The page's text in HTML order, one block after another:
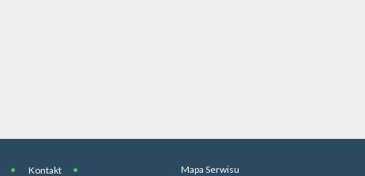
Kontakt Mapa Serwisu